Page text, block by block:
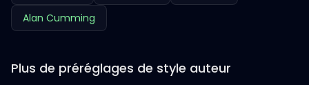
Alan Cumming
Plus de préréglages de style auteur